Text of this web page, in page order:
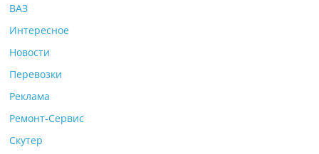
ВАЗ
Интересное
Новости
Перевозки
Реклама
Ремонт-Сервис
Скутер